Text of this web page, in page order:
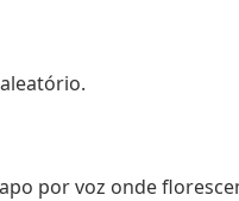
por voz onde